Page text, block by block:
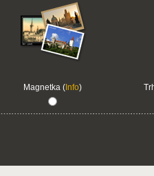
Magnetka (Info)